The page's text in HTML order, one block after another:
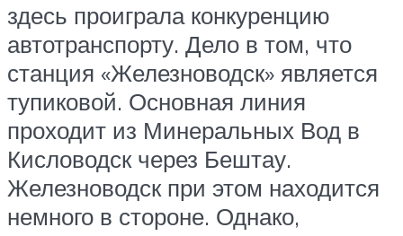
здесь проиграла конкуренцию
автотранспорту. Дело в том, что
станция «Железноводск» является
тупиковой. Основная линия
проходит из Минеральных Вод в
Кисловодск через Бештау.
Железноводск при этом находится
немного в стороне. Однако,